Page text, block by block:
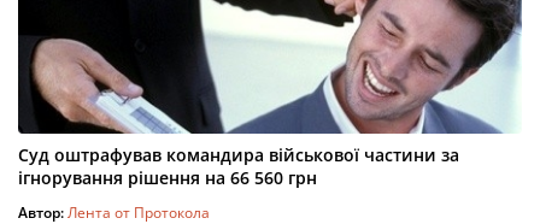
Суд оштрафував командира військової частини за
ігнорування рішення на 66 560 грн
Автор:Лента от Протокола